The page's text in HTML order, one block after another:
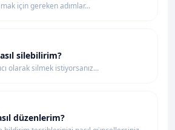
için gereken adımlar...
silebilirim?
olarak silmek istiyorsanız...
düzenlerim?